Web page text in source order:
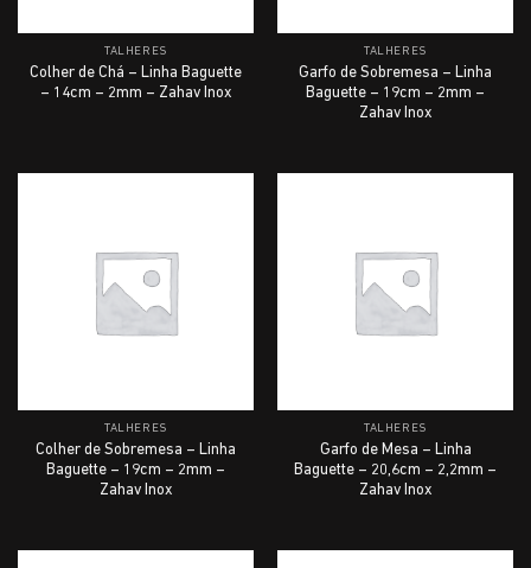
TALHERES
Colher de Chá – Linha Baguette
– 14cm – 2mm – Zahav Inox
TALHERES
Garfo de Sobremesa – Linha
Baguette – 19cm – 2mm –
Zahav Inox
TALHERES
Colher de Sobremesa – Linha
Baguette – 19cm – 2mm –
Zahav Inox
TALHERES
Garfo de Mesa – Linha
Baguette – 20,6cm – 2,2mm –
Zahav Inox